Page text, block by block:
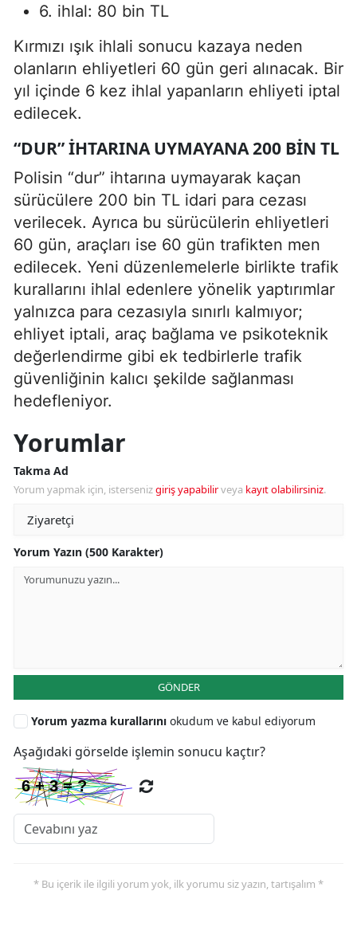
6. ihlal: 80 bin TL
Kırmızı ışık ihlali sonucu kazaya neden
olanların ehliyetleri 60 gün geri alınacak. Bir
yıl içinde 6 kez ihlal yapanların ehliyeti iptal
edilecek.
“DUR” IHTARINA UYMAYANA 200 BIN TL
Polisin “dur” ihtarına uymayarak kaçan
sürücülere 200 bin TL idari para cezası
verilecek. Ayrıca bu sürücülerin ehliyetleri
60 gün, araçları ise 60 gün trafikten men
edilecek. Yeni düzenlemelerle birlikte trafik
kurallarını ihlal edenlere yönelik yaptırımlar
yalnızca para cezasıyla sınırlı kalmıyor;
ehliyet iptali, araç bağlama ve psikoteknik
değerlendirme gibi ek tedbirlerle trafik
güvenliğinin kalıcı şekilde sağlanması
hedefleniyor.
Yorumlar
Takma Ad
Yorum yapmak için, istersenizgiriş yapabilirveya kayıt olabilirsiniz.
Yorum Yazın (500 Karakter)
GÖNDER
Yorum yazma kurallarını okudum ve kabul ediyorum
Aşağıdaki görselde işlemin sonucu kaçtır?
* Bu içerik ile ilgili yorum yok, ilk yorumu siz yazın, tartışalım *